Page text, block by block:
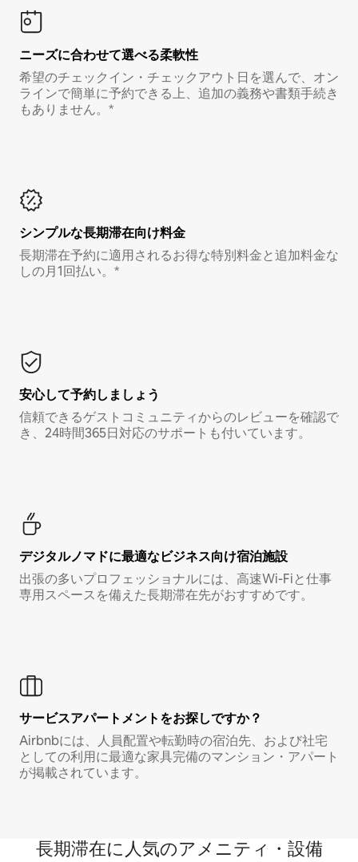
ニーズに合わせて選べる柔軟性
希望のチェックイン・チェックアウト日を選んで、オン
ラインで簡単に予約できる上、追加の義務や書類手続き
もありません。*
シンプルな長期滞在向け料金
長期滞在予約に適用されるお得な特別料金と追加料金な
しの月1回払い。*
安心して予約しましょう
信頼できるゲストコミュニティからのレビューを確認で
き、24時間365日対応のサポートも付いています。
デジタルノマド⁠に最⁠適⁠なビ⁠ジ⁠ネ⁠ス⁠向⁠け宿⁠泊⁠施⁠設
出張の多いプロフェッショナルには、高速Wi-Fiと仕事
専用スペースを備えた長期滞在先がおすすめです。
サービスアパートメントをお探しですか？
Airbnbには、人員配置や転勤時の宿泊先、および社宅
としての利用に最適な家具完備のマンション・アパート
が掲載されています。
長期滞在に人気のアメニティ・設備